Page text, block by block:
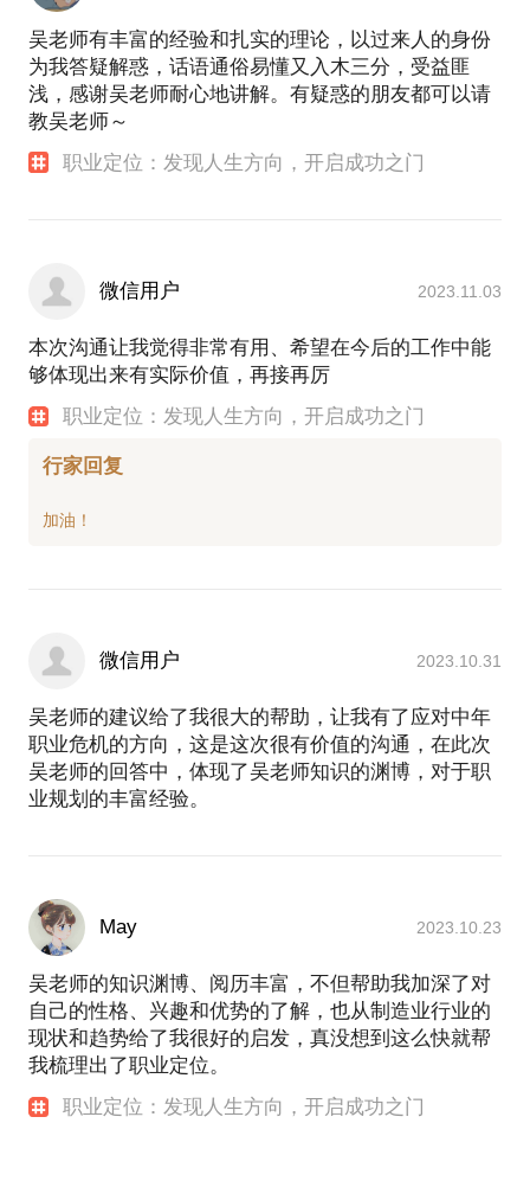
价值。
吴老师有丰富的经验和扎实的理论，以过来人的身份
为我答疑解惑，话语通俗易懂又入木三分，受益匪
浅，感谢吴老师耐心地讲解。有疑惑的朋友都可以请
教吴老师～
职业定位：发现人生方向，开启成功之门
微信用户 2023.11.03
本次沟通让我觉得非常有用、希望在今后的工作中能
够体现出来有实际价值，再接再厉
职业定位：发现人生方向，开启成功之门
行家回复
微信用户 2023.10.31
吴老师的建议给了我很大的帮助，让我有了应对中年
职业危机的方向，这是这次很有价值的沟通，在此次
吴老师的回答中，体现了吴老师知识的渊博，对于职
业规划的丰富经验。
May 2023.10.23
吴老师的知识渊博、阅历丰富，不但帮助我加深了对
自己的性格、兴趣和优势的了解，也从制造业行业的
现状和趋势给了我很好的启发，真没想到这么快就帮
我梳理出了职业定位。
职业定位：发现人生方向，开启成功之门